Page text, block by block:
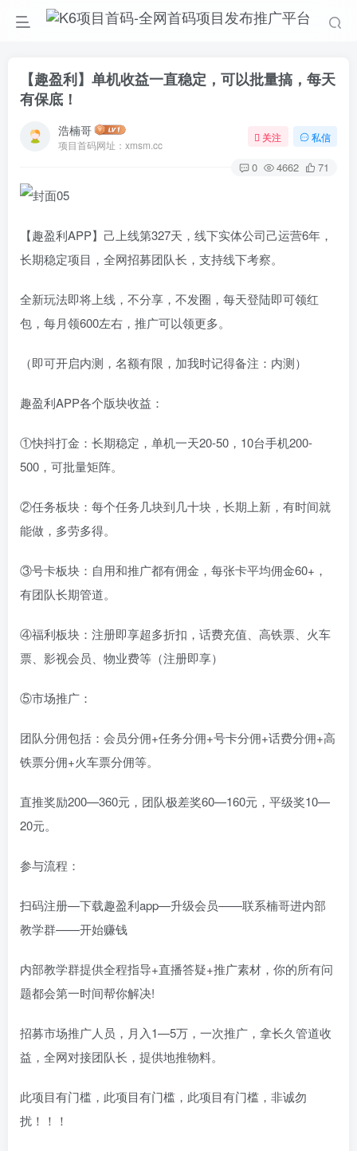
【趣盈利】单机收益一直稳定，可以批量搞，每天
有保底！
浩楠哥
项目首码网址：xmsm.cc
关注 私信
0 4662 71
【趣盈利APP】己上线第327天，线下实体公司己运营6年，
长期稳定项目，全网招募团队长，支持线下考察。
全新玩法即将上线，不分享，不发圈，每天登陆即可领红
包，每月领600左右，推广可以领更多。
（即可开启内测，名额有限，加我时记得备注：内测）
趣盈利APP各个版块收益：
①快抖打金：长期稳定，单机一天20-50，10台手机200-
500，可批量矩阵。
②任务板块：每个任务几块到几十块，长期上新，有时间就
能做，多劳多得。
③号卡板块：自用和推广都有佣金，每张卡平均佣金60+，
有团队长期管道。
④福利板块：注册即享超多折扣，话费充值、高铁票、火车
票、影视会员、物业费等（注册即享）
⑤市场推广：
团队分佣包括：会员分佣+任务分佣+号卡分佣+话费分佣+高
铁票分佣+火车票分佣等。
直推奖励200—360元，团队极差奖60—160元，平级奖10—
20元。
参与流程：
扫码注册—下载趣盈利app—升级会员——联系楠哥进内部
教学群——开始赚钱
内部教学群提供全程指导+直播答疑+推广素材，你的所有问
题都会第一时间帮你解决!
招募市场推广人员，月入1—5万，一次推广，拿长久管道收
益，全网对接团队长，提供地推物料。
此项目有门槛，此项目有门槛，此项目有门槛，非诚勿
扰！！！